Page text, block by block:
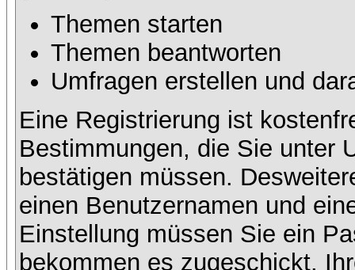
Themen starten
Themen beantworten
Umfragen erstellen und
Eine Registrierung ist
Bestimmungen, die Sie unter
bestätigen müssen.
einen Benutzernamen und
Einstellung müssen Sie ein
bekommen es zugeschickt.